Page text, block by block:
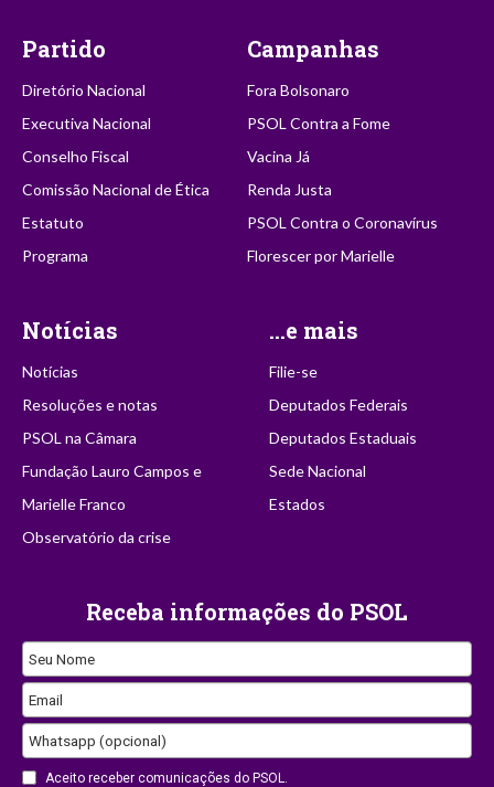
Partido
Diretório Nacional
Executiva Nacional
Conselho Fiscal
Comissão Nacional de Ética
Estatuto
Programa
Campanhas
Fora Bolsonaro
PSOL Contra a Fome
Vacina Já
Renda Justa
PSOL Contra o Coronavírus
Florescer por Marielle
Notícias
Notícias
Resoluções e notas
PSOL na Câmara
Fundação Lauro Campos e
Marielle Franco
Observatório da crise
...e mais
Filie-se
Deputados Federais
Deputados Estaduais
Sede Nacional
Estados
Receba informações do PSOL
Seu Nome
Email
Company
Name
Whatsapp (opcional)
Aceito receber comunicações do PSOL.